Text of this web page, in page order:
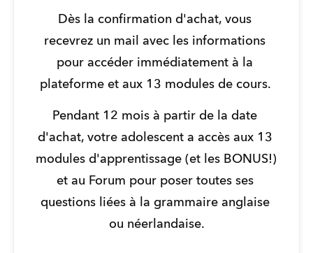
Dès la confirmation d'achat, vous
recevrez un mail avec les informations
pour accéder immédiatement à la
plateforme et aux 13 modules de cours.
Pendant 12 mois à partir de la date
d'achat, votre adolescent a accès aux 13
modules d'apprentissage (et les BONUS!)
et au Forum pour poser toutes ses
questions liées à la grammaire anglaise
ou néerlandaise.